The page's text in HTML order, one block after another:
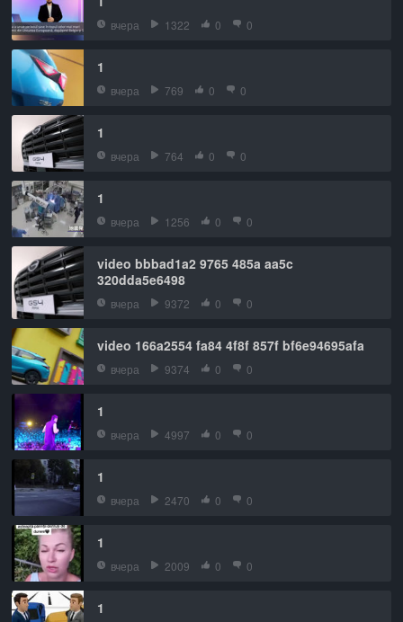
вчера 1322 0 0
1
вчера 769 0 0
1
вчера 764 0 0
1
вчера 1256 0 0
video bbbad1a2 9765 485a aa5c
320dda5e6498
вчера 9372 0 0
video 166a2554 fa84 4f8f 857f bf6e94695afa
вчера 9374 0 0
1
вчера 4997 0 0
1
вчера 2470 0 0
1
вчера 2009 0 0
1